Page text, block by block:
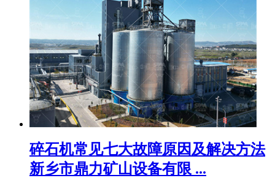
碎石机常见七大故障原因及解决方法
新乡市鼎力矿山设备有限 ...